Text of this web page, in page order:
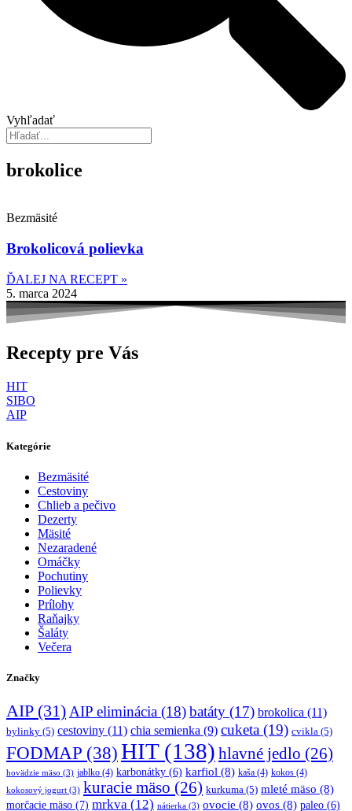
Vyhľadať
brokolice
Bezmäsité
Brokolicová polievka
ĎALEJ NA RECEPT »
5. marca 2024
Recepty pre Vás
HIT
SIBO
AIP
Kategórie
Bezmäsité
Cestoviny
Chlieb a pečivo
Dezerty
Mäsité
Nezaradené
Omáčky
Pochutiny
Polievky
Prílohy
Raňajky
Šaláty
Večera
Značky
AIP(31) AIP eliminácia (18)batáty (17) brokolica (11)
bylinky (5) cestoviny (11) chia semienka (9) cuketa (19) cvikla (5)
FODMAP (38) HIT(138) hlavné jedlo (26)
hovädzie mäso (3) jablko (4) karbonátky (6) karfiol (8) kaša (4) kokos (4)
kokosový jogurt (3) kuracie mäso (26) kurkuma (5) mleté mäso (8)
morčacie mäso (7) mrkva (12) nátierka (3) ovocie (8) ovos (8) paleo (6)